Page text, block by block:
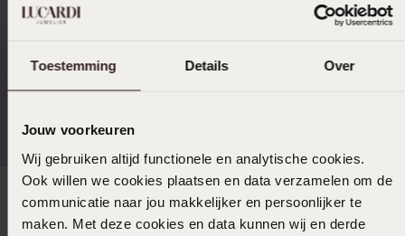
Toestemming Details Over
Jouw voorkeuren
Wij gebruiken altijd functionele en analytische cookies.
Ook willen we cookies plaatsen en data verzamelen om de
communicatie naar jou makkelijker en persoonlijker te
maken. Met deze cookies en data kunnen wij en derde
besteld, morgen in huis
Direct naar